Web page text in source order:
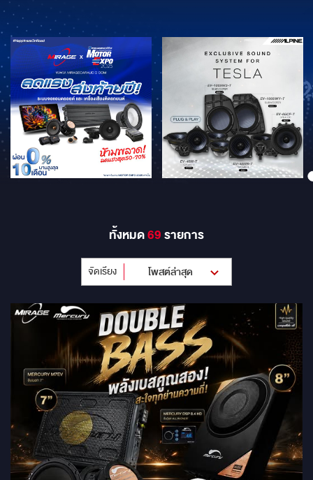
ทั้งหมด69รายการ
จัดเรียง โพสต์ล่าสุด